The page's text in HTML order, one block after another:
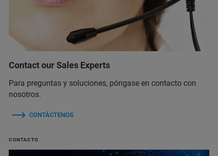
Contact our Sales Experts
Para preguntas y soluciones, póngase en contacto con
nosotros.
CONTÁCTENOS
CONTACTO